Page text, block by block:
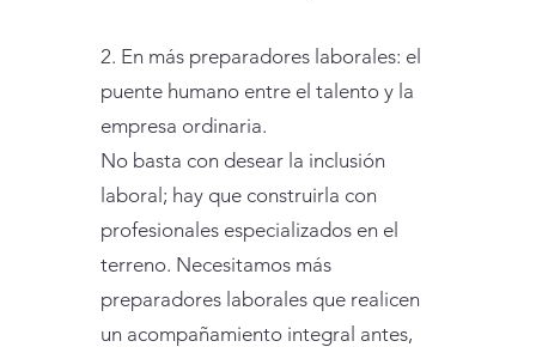
2. En más preparadores laborales: el
puente humano entre el talento y la
empresa ordinaria.
No basta con desear la inclusión
laboral; hay que construirla con
profesionales especializados en el
terreno. Necesitamos más
preparadores laborales que realicen
un acompañamiento integral antes,